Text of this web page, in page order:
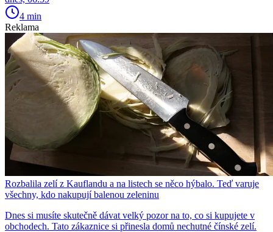
4 min
Reklama
Rozbalila zelí z Kauflandu a na listech se něco hýbalo. Teď varuje
všechny, kdo nakupují balenou zeleninu
Dnes si musíte skutečně dávat velký pozor na to, co si kupujete v
obchodech. Tato zákaznice si přinesla domů nechutné čínské zelí.